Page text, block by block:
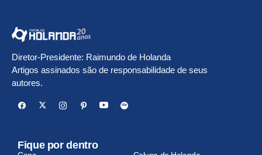
Diretor-Presidente: Raimundo de Holanda
Artigos assinados são de responsabilidade de seus
autores.
Fique por dentro